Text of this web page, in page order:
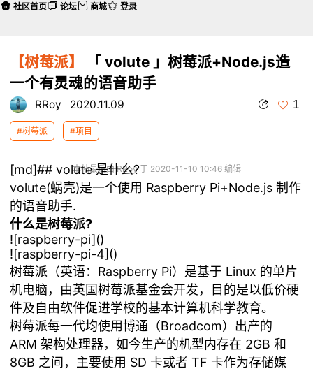
【树莓派】
「 volute 」树莓派+Node.js造
一个有灵魂的语音助手
RRoy 2020.11.09 1
#树莓派 #项目
本帖最后由 RRoy 于 2020-11-10 10:46 编辑
[md]## volute 是什么?
volute(蜗壳)是一个使用 Raspberry Pi+Node.js 制作
的语音助手.
什么是树莓派?
![raspberry-pi]()
![raspberry-pi-4]()
树莓派（英语：Raspberry Pi）是基于 Linux 的单片
机电脑，由英国树莓派基金会开发，目的是以低价硬
件及自由软件促进学校的基本计算机科学教育。
树莓派每一代均使用博通（Broadcom）出产的
ARM 架构处理器，如今生产的机型内存在 2GB 和
8GB 之间，主要使用 SD 卡或者 TF 卡作为存储媒
社区首页 论坛 商城 登录